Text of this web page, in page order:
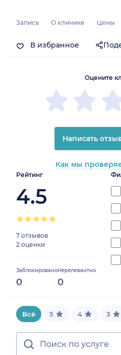
Запись О клинике Цены
В избранное
Рейтинг
4.5
7 отзывов
2 оценки
Заблокировано
0
Нерелевантно
0
0%
0%
progress:
Оцените
Написать
Как мы
Всё 5 4 3